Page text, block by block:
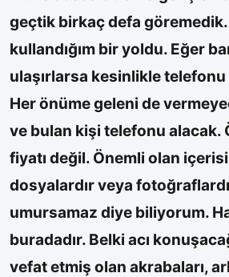
geçtik birkaç defa
kullandığım bir yoldu. Eğer
ulaşırlarsa kesinlikle
Her önüme geleni de
ve bulan kişi telefonu alacak.
fiyatı değil. Önemli olan
dosyalardır veya
umursamaz diye biliyorum.
buradadır. Belki acı
vefat etmiş olan akrabaları,